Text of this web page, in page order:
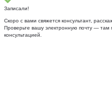
Записали!
Скоро с вами свяжется консультант,
Проверьте вашу электронную почту — там
консультацией.